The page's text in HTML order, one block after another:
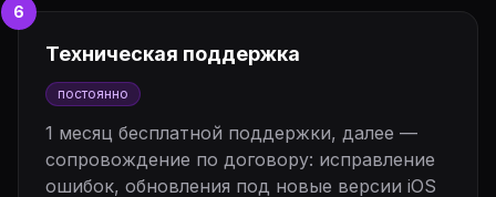
6
Техническая поддержка
постоянно
1 месяц бесплатной поддержки, далее —
сопровождение по договору: исправление
ошибок, обновления под новые версии iOS